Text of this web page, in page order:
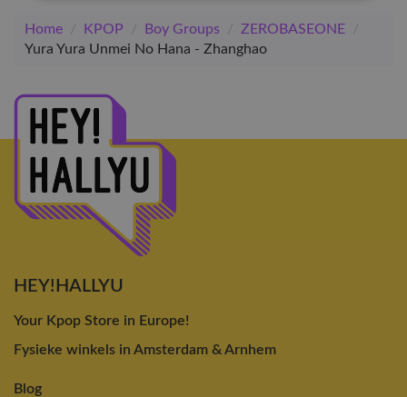
Home / KPOP / Boy Groups / ZEROBASEONE
/
Yura Yura Unmei No Hana - Zhanghao
HEY!HALLYU
Your Kpop Store in Europe!
Fysieke winkels in Amsterdam & Arnhem
Blog